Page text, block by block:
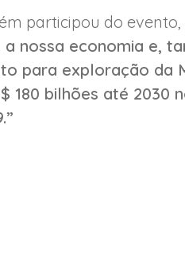
participou do evento,
nossa economia e,
para exploração da
180 bilhões até 2030